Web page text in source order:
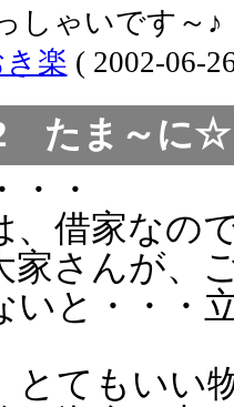
しゃいです～
き楽 ( 2002-06-
たま～に
・・
、借家なの
家さんが、
いと・・・
とてもいい